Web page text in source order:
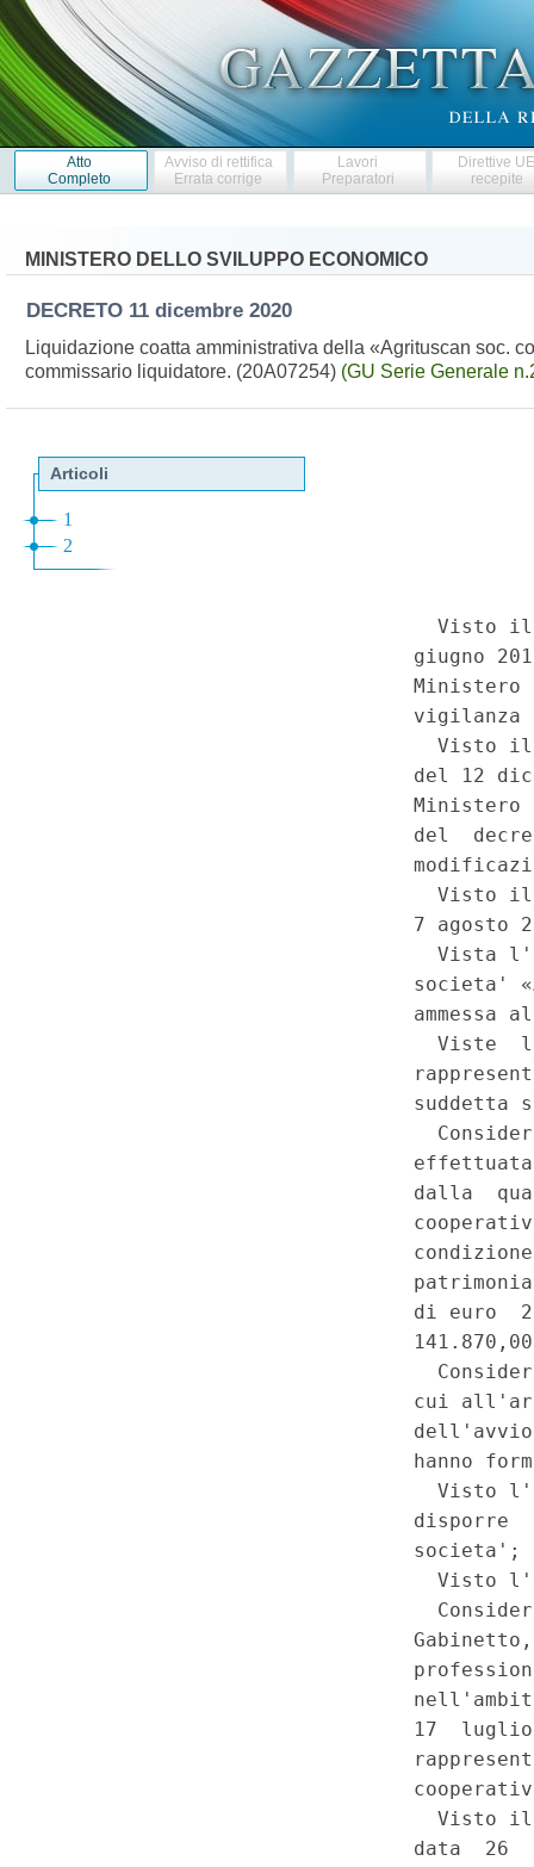
Atto
Completo
Avviso di rettifica
Errata corrige
Lavori
Preparatori
Direttive
recepite
MINISTERO DELLO SVILUPPO ECONOMICO
DECRETO 11 dicembre 2020
Liquidazione coatta amministrativa della «Agrituscan soc.
commissario liquidatore. (20A07254) (GU Serie Generale